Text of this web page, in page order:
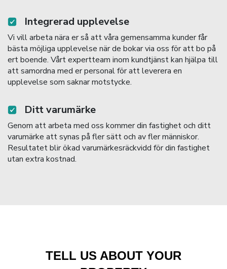
Integrerad upplevelse
Vi vill arbeta nära er så att våra gemensamma kunder får
bästa möjliga upplevelse när de bokar via oss för att bo på
ert boende. Vårt expertteam inom kundtjänst kan hjälpa till
att samordna med er personal för att leverera en
upplevelse som saknar motstycke.
Ditt varumärke
Genom att arbeta med oss kommer din fastighet och ditt
varumärke att synas på fler sätt och av fler människor.
Resultatet blir ökad varumärkesräckvidd för din fastighet
utan extra kostnad.